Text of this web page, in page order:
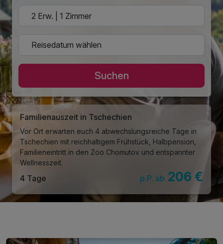
Familienauszeit in Tschechien
Vor Ort erwarten euch 4 abwechslungsreiche Tage in
Tschechien mit reichhaltigem Frühstück, Halbpension,
Familieneintritt in den Zoo Chomutov und entspannter
Wellnesszeit.
4 Tage p.P. ab 206 €
Suchen